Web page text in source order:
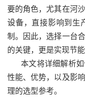
要的角色，尤其在河
设备，直接影响到生
制。因此，选择一台
的关键，更是实现节
本文将详细解析
性能、优势，以及影
理的选型参考。